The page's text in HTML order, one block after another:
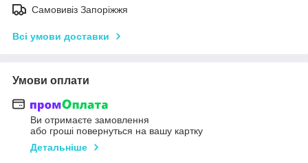
Самовивіз Запоріжжя
Всі умови доставки
Умови оплати
Ви отримаєте замовлення
або гроші повернуться на вашу картку
Детальніше